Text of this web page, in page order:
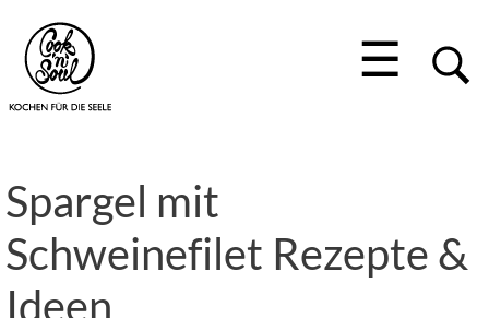
☰
Spargel mit
Schweinefilet Rezepte &
Ideen